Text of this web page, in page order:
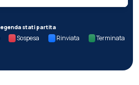
stati partita
Sospesa Rinviata Terminata